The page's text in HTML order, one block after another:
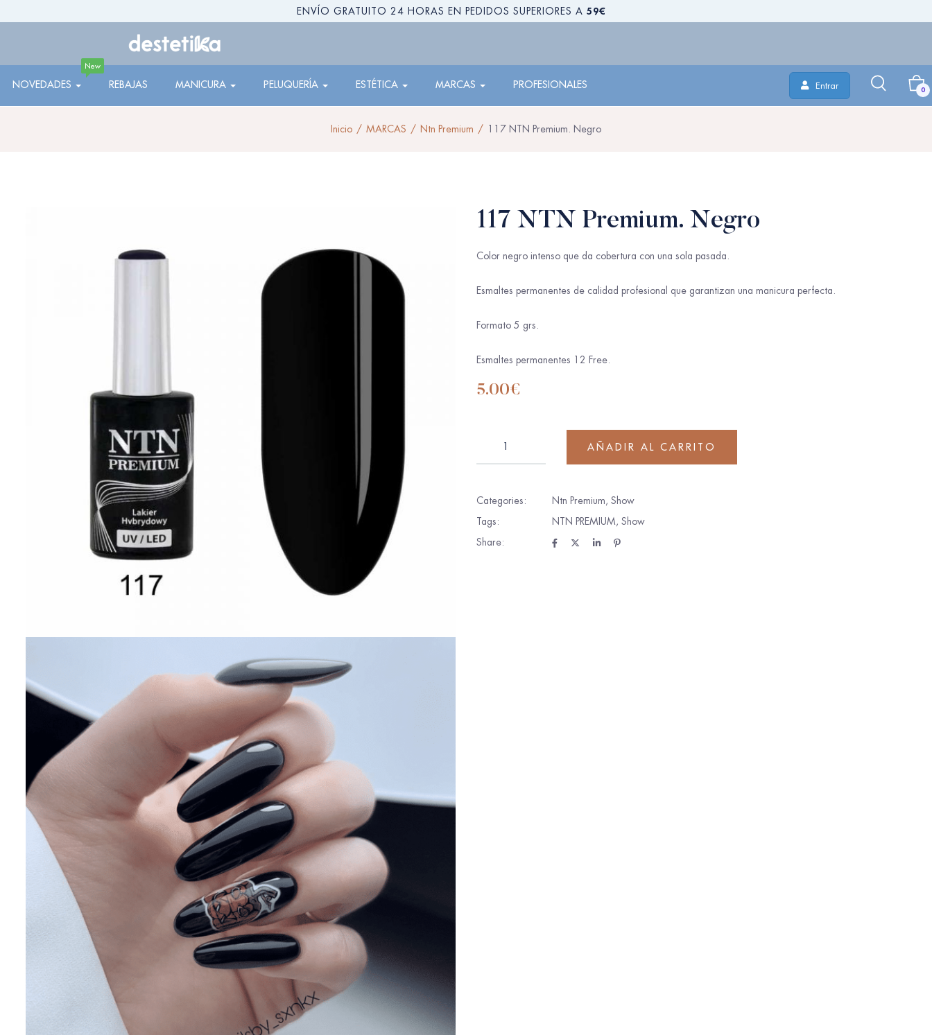
ENVÍO GRATUITO 24 HORAS EN PEDIDOS SUPERIORES A 59€
NOVEDADES
New
REBAJAS MANICURA PELUQUERÍA ESTÉTICA MARCAS PROFESIONALES Entrar 0
Inicio MARCAS Ntn Premium 117 NTN Premium. Negro
117 NTN Premium. Negro
Color negro intenso que da cobertura con una sola pasada.
Esmaltes permanentes de calidad profesional que garantizan una manicura perfecta.
Formato 5 grs.
Esmaltes permanentes 12 Free.
5.00€
AÑADIR AL CARRITO
Categories: Ntn Premium, Show
Tags:
NTN PREMIUM, Show
Share: